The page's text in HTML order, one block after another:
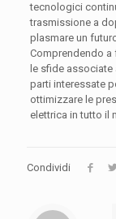
tecnologici
trasmissione a
plasmare un
Comprendendo
le sfide
parti interessate
ottimizzare le
elettrica in tutto il
Condividi